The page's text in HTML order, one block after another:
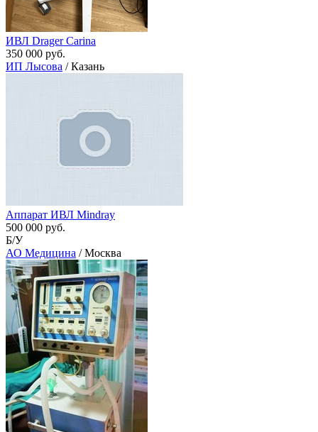
ИВЛ Drager Carina
350 000 руб.
ИП Лысова / Казань
Аппарат ИВЛ Mindray
500 000 руб.
Б/У
АО Медицина / Москва